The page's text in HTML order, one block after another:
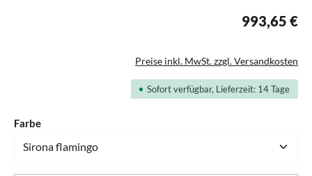
993,65 €
Preise inkl. MwSt. zzgl. Versandkosten
Sofort verfügbar, Lieferzeit: 14 Tage
Farbeauswählen